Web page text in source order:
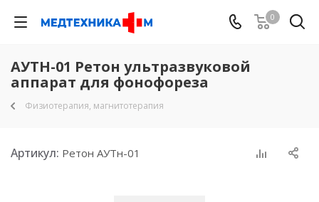
0
АУТН-01 Ретон ультразвуковой
аппарат для фонофореза
Физиотерапия, магнитотерапия
Артикул: Ретон АУТн-01